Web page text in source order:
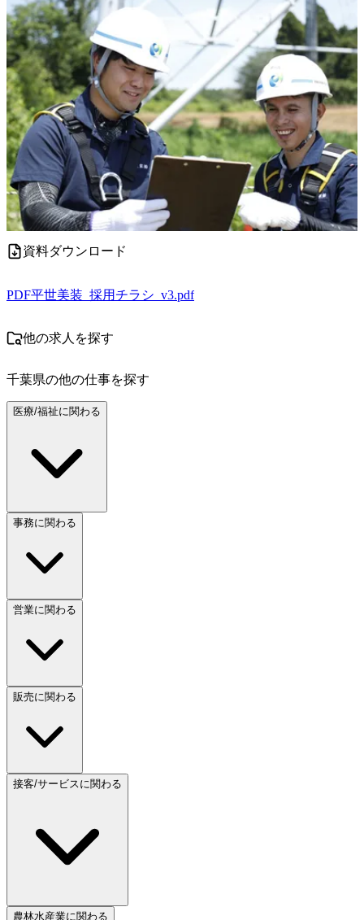
資料ダウンロード
PDF平世美装_採用チラシ_v3.pdf
他の求人を探す
千葉県の他の仕事を探す
医療/福祉に関わる
事務に関わる
営業に関わる
販売に関わる
接客/サービスに関わる
農林水産業に関わる